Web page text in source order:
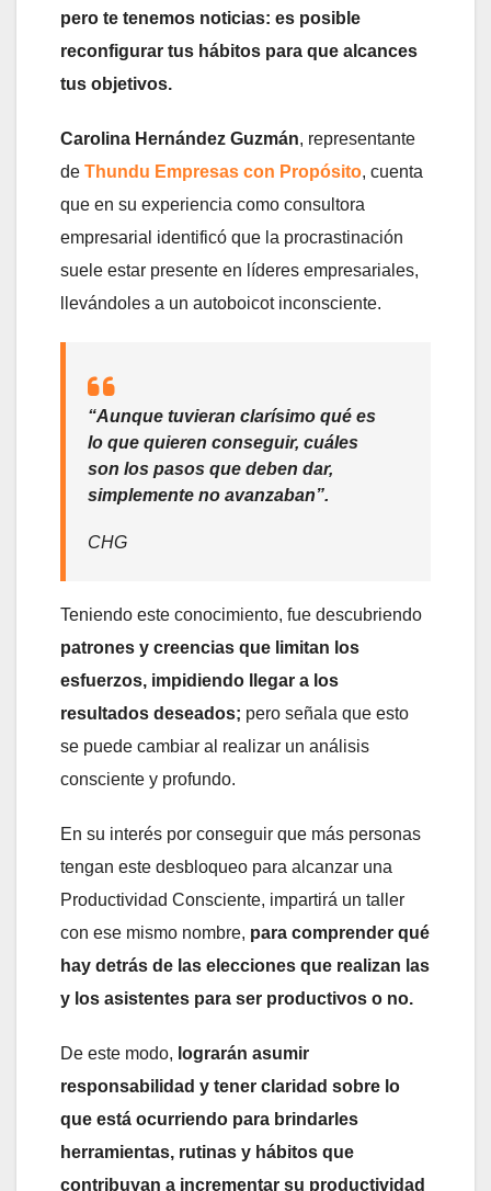
pero te tenemos noticias: es posible
reconfigurar tus hábitos para que alcances
tus objetivos.
Carolina Hernández Guzmán, representante
de Thundu Empresas con Propósito, cuenta
que en su experiencia como consultora
empresarial identificó que la procrastinación
suele estar presente en líderes empresariales,
llevándoles a un autoboicot inconsciente.
“Aunque tuvieran clarísimo qué es
lo que quieren conseguir, cuáles
son los pasos que deben dar,
simplemente no avanzaban”.
CHG
Teniendo este conocimiento, fue descubriendo
patrones y creencias que limitan los
esfuerzos, impidiendo llegar a los
resultados deseados; pero señala que esto
se puede cambiar al realizar un análisis
consciente y profundo.
En su interés por conseguir que más personas
tengan este desbloqueo para alcanzar una
Productividad Consciente, impartirá un taller
con ese mismo nombre, para comprender qué
hay detrás de las elecciones que realizan las
y los asistentes para ser productivos o no.
De este modo, lograrán asumir
responsabilidad y tener claridad sobre lo
que está ocurriendo para brindarles
herramientas, rutinas y hábitos que
contribuyan a incrementar su productividad